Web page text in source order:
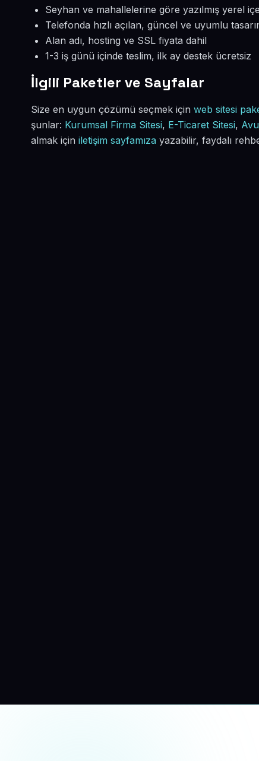
Seyhan ve mahallelerine göre yazılmış yerel
Telefonda hızlı açılan, güncel ve uyumlu
Alan adı, hosting ve SSL fiyata dahil
1-3 iş günü içinde teslim, ilk ay destek ücretsiz
İlgili Paketler ve Sayfalar
Size en uygun çözümü seçmek için web sitesi
şunlar: Kurumsal Firma Sitesi, E-Ticaret Sitesi,
almak için iletişim sayfamıza yazabilir, faydalı